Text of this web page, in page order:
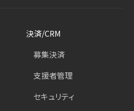
決済/CRM
募集決済
支援者管理
セキュリティ